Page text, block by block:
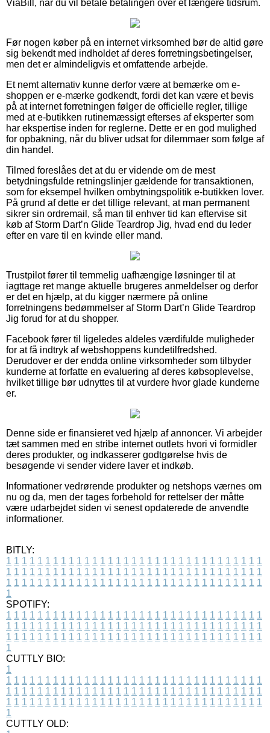
ViaBill, når du vil betale betalingen over et længere tidsrum.
Før nogen køber på en internet virksomhed bør de altid gøre
sig bekendt med indholdet af deres forretningsbetingelser,
men det er almindeligvis et omfattende arbejde.
Et nemt alternativ kunne derfor være at bemærke om e-
shoppen er e-mærke godkendt, fordi det kan være et bevis
på at internet forretningen følger de officielle regler, tillige
med at e-butikken rutinemæssigt efterses af eksperter som
har ekspertise inden for reglerne. Dette er en god mulighed
for opbakning, når du bliver udsat for dilemmaer som følge af
din handel.
Tilmed foreslåes det at du er vidende om de mest
betydningsfulde retningslinjer gældende for transaktionen,
som for eksempel hvilken ombytningspolitik e-butikken lover.
På grund af dette er det tillige relevant, at man permanent
sikrer sin ordremail, så man til enhver tid kan eftervise sit
køb af Storm Dart’n Glide Teardrop Jig, hvad end du leder
efter en vare til en kvinde eller mand.
Trustpilot fører til temmelig uafhængige løsninger til at
iagttage ret mange aktuelle brugeres anmeldelser og derfor
er det en hjælp, at du kigger nærmere på online
forretningens bedømmelser af Storm Dart’n Glide Teardrop
Jig forud for at du shopper.
Facebook fører til ligeledes aldeles værdifulde muligheder
for at få indtryk af webshoppens kundetilfredshed.
Derudover er der endda online virksomheder som tilbyder
kunderne at forfatte en evaluering af deres købsoplevelse,
hvilket tillige bør udnyttes til at vurdere hvor glade kunderne
er.
Denne side er finansieret ved hjælp af annoncer. Vi arbejder
tæt sammen med en stribe internet outlets hvori vi formidler
deres produkter, og indkasserer godtgørelse hvis de
besøgende vi sender videre laver et indkøb.
Informationer vedrørende produkter og netshops værnes om
nu og da, men der tages forbehold for rettelser der måtte
være udarbejdet siden vi senest opdaterede de anvendte
informationer.
BITLY:
1 1 1 1 1 1 1 1 1 1 1 1 1 1 1 1 1 1 1 1 1 1 1 1 1 1 1 1 1 1 1 1 1
1 1 1 1 1 1 1 1 1 1 1 1 1 1 1 1 1 1 1 1 1 1 1 1 1 1 1 1 1 1 1 1 1
1 1 1 1 1 1 1 1 1 1 1 1 1 1 1 1 1 1 1 1 1 1 1 1 1 1 1 1 1 1 1 1 1
1
SPOTIFY:
1 1 1 1 1 1 1 1 1 1 1 1 1 1 1 1 1 1 1 1 1 1 1 1 1 1 1 1 1 1 1 1 1
1 1 1 1 1 1 1 1 1 1 1 1 1 1 1 1 1 1 1 1 1 1 1 1 1 1 1 1 1 1 1 1 1
1 1 1 1 1 1 1 1 1 1 1 1 1 1 1 1 1 1 1 1 1 1 1 1 1 1 1 1 1 1 1 1 1
1
CUTTLY BIO:
1
1 1 1 1 1 1 1 1 1 1 1 1 1 1 1 1 1 1 1 1 1 1 1 1 1 1 1 1 1 1 1 1 1
1 1 1 1 1 1 1 1 1 1 1 1 1 1 1 1 1 1 1 1 1 1 1 1 1 1 1 1 1 1 1 1 1
1 1 1 1 1 1 1 1 1 1 1 1 1 1 1 1 1 1 1 1 1 1 1 1 1 1 1 1 1 1 1 1 1
1
CUTTLY OLD: